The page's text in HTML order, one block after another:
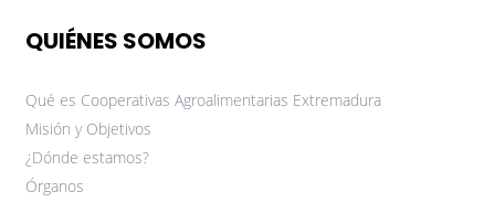
QUIÉNES SOMOS
Qué es Cooperativas Agroalimentarias Extremadura
Misión y Objetivos
¿Dónde estamos?
Órganos